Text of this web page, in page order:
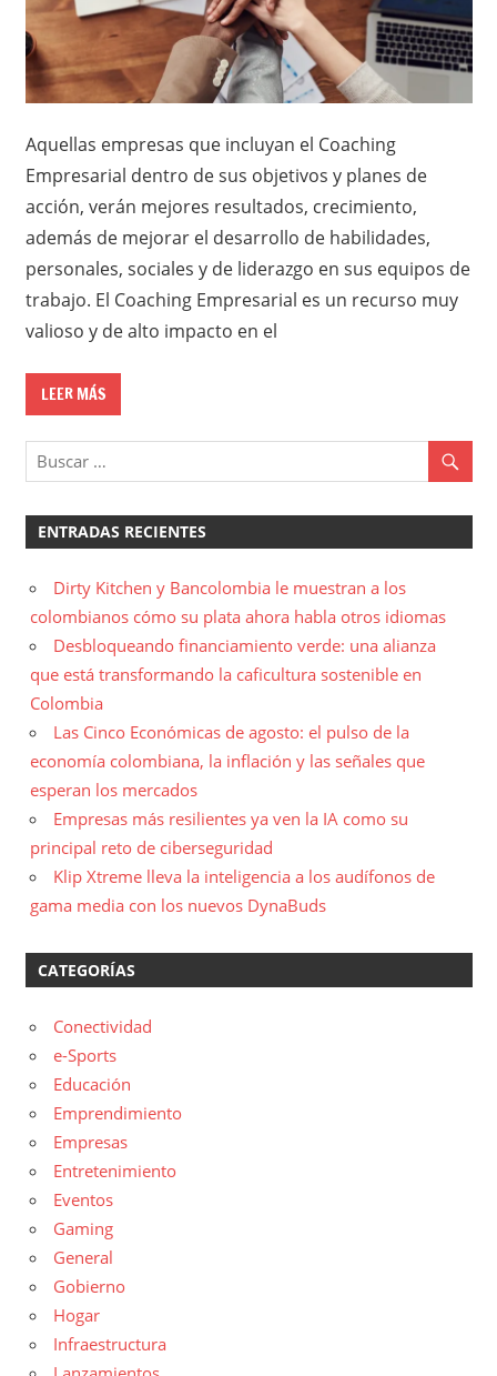
Aquellas empresas que incluyan el Coaching
Empresarial dentro de sus objetivos y planes de
acción, verán mejores resultados, crecimiento,
además de mejorar el desarrollo de habilidades,
personales, sociales y de liderazgo en sus equipos de
trabajo. El Coaching Empresarial es un recurso muy
valioso y de alto impacto en el
LEER MÁS
ENTRADAS RECIENTES
Dirty Kitchen y Bancolombia le muestran a los
colombianos cómo su plata ahora habla otros idiomas
Desbloqueando financiamiento verde: una alianza
que está transformando la caficultura sostenible en
Colombia
Las Cinco Económicas de agosto: el pulso de la
economía colombiana, la inflación y las señales que
esperan los mercados
Empresas más resilientes ya ven la IA como su
principal reto de ciberseguridad
Klip Xtreme lleva la inteligencia a los audífonos de
gama media con los nuevos DynaBuds
CATEGORÍAS
Conectividad
e-Sports
Educación
Emprendimiento
Empresas
Entretenimiento
Eventos
Gaming
General
Gobierno
Hogar
Infraestructura